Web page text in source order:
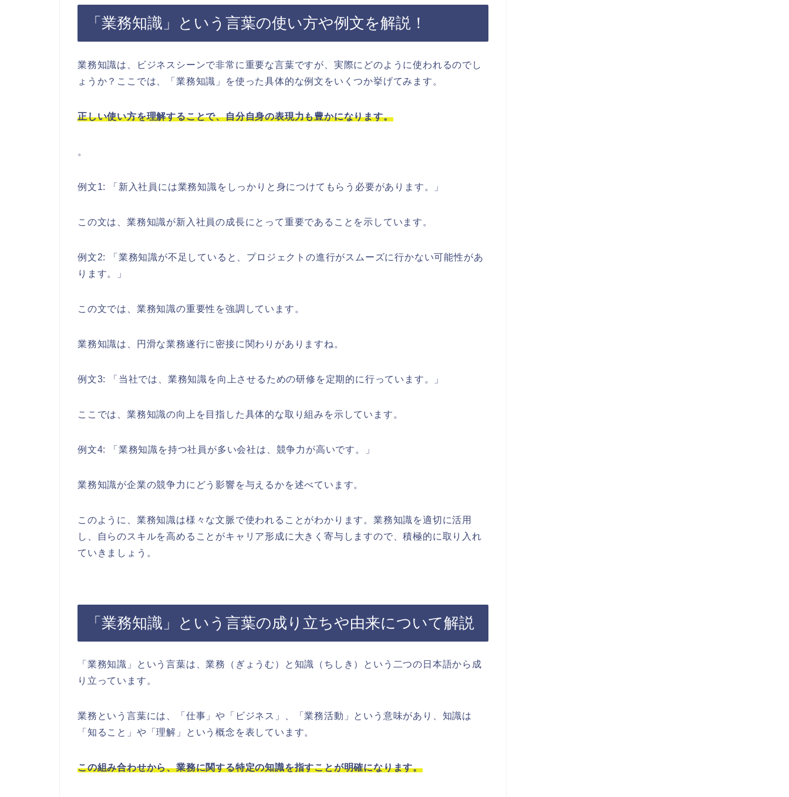
「業務知識」という言葉の使い方や例文を解説！
業務知識は、ビジネスシーンで非常に重要な言葉ですが、実際にどのように使われるのでし
ょうか？ここでは、「業務知識」を使った具体的な例文をいくつか挙げてみます。
正しい使い方を理解することで、自分自身の表現力も豊かになります。
。
例文1: 「新入社員には業務知識をしっかりと身につけてもらう必要があります。」
この文は、業務知識が新入社員の成長にとって重要であることを示しています。
例文2: 「業務知識が不足していると、プロジェクトの進行がスムーズに行かない可能性があ
ります。」
この文では、業務知識の重要性を強調しています。
業務知識は、円滑な業務遂行に密接に関わりがありますね。
例文3: 「当社では、業務知識を向上させるための研修を定期的に行っています。」
ここでは、業務知識の向上を目指した具体的な取り組みを示しています。
例文4: 「業務知識を持つ社員が多い会社は、競争力が高いです。」
業務知識が企業の競争力にどう影響を与えるかを述べています。
このように、業務知識は様々な文脈で使われることがわかります。業務知識を適切に活用
し、自らのスキルを高めることがキャリア形成に大きく寄与しますので、積極的に取り入れ
ていきましょう。
「業務知識」という言葉の成り立ちや由来について解説
「業務知識」という言葉は、業務（ぎょうむ）と知識（ちしき）という二つの日本語から成
り立っています。
業務という言葉には、「仕事」や「ビジネス」、「業務活動」という意味があり、知識は
「知ること」や「理解」という概念を表しています。
この組み合わせから、業務に関する特定の知識を指すことが明確になります。